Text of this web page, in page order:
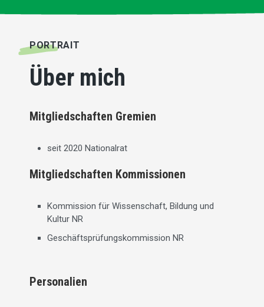
PORTRAIT
Über mich
Mitgliedschaften Gremien
seit 2020 Nationalrat
Mitgliedschaften Kommissionen
Kommission für Wissenschaft, Bildung und
Kultur NR
Geschäftsprüfungskommission NR
Personalien